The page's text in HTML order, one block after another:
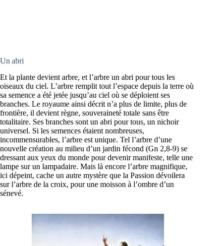
Un abri
Et la plante devient arbre, et l’arbre un abri pour tous les
oiseaux du ciel. L’arbre remplit tout l’espace depuis la terre où
sa semence a été jetée jusqu’au ciel où se déploient ses
branches. Le royaume ainsi décrit n’a plus de limite, plus de
frontière, il devient règne, souveraineté totale sans être
totalitaire. Ses branches sont un abri pour tous, un nichoir
universel. Si les semences étaient nombreuses,
incommensurables, l’arbre est unique. Tel l’arbre d’une
nouvelle création au milieu d’un jardin fécond (Gn 2,8-9) se
dressant aux yeux du monde pour devenir manifeste, telle une
lampe sur un lampadaire. Mais là encore l’arbre magnifique,
ici dépeint, cache un autre mystère que la Passion dévoilera
sur l’arbre de la croix, pour une moisson à l’ombre d’un
sénevé.